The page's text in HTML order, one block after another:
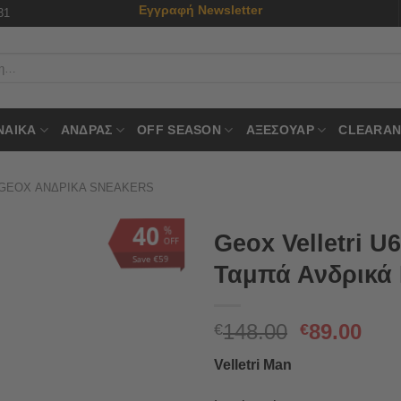
Εγγραφή Newsletter
ΑΝΔΡΑΣ OFF SEASON ΑΞΕΣΟΥΑΡ
ΑΝΔΡΙΚΆ SNEAKERS
%
OFF
40
Save €59
Geox Velletri
Ταμπά Ανδρικά
€148.00 Original
€89.00
Velletri Man